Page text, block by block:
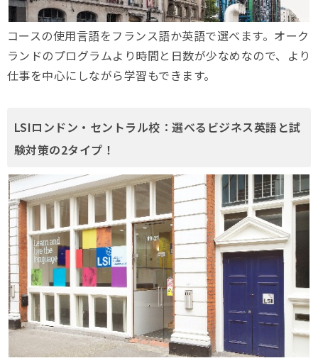
コースの使用言語をフランス語か英語で選べます。オーク
ランドのプログラムより時間と日数が少なめなので、より
仕事を中心にしながら学習もできます。
LSIロンドン・セントラル校：選べるビジネス英語と試
験対策の2タイプ！